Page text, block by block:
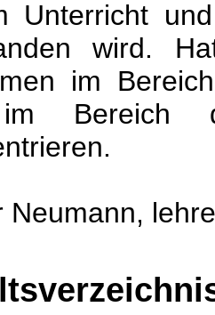
Unterricht
wird.
im
Bereich
Neumann,